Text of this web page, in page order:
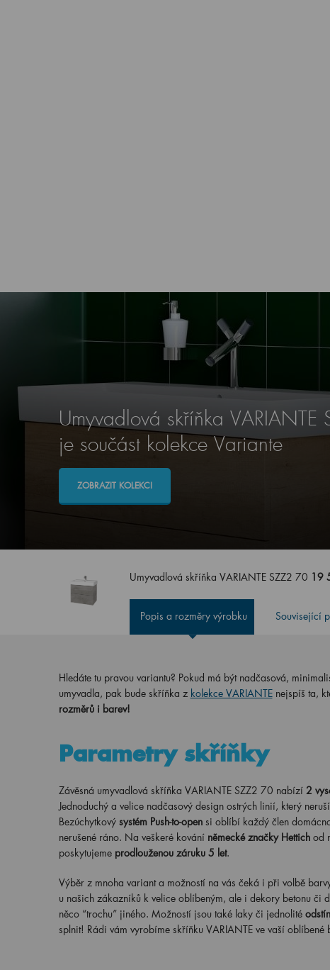
Umyvadlová skříňka VARIANTE
je součást kolekce Variante
ZOBRAZIT KOLEKCI
Umyvadlová skříňka VARIANTE SZZ2 70 19
Popis a rozměry výrobku Související
Hledáte tu pravou variantu? Pokud má být nadčasová,
umyvadla, pak bude skříňka z kolekce VARIANTE nejspíš ta,
rozměrů i barev!
Parametry skříňky
Závěsná umyvadlová skříňka VARIANTE SZZ2 70 nabízí 2
Jednoduchý a velice nadčasový design ostrých linií, který
Bezúchytkový systém Push-to-open si oblíbí každý člen
nerušené ráno. Na veškeré kování německé značky Hettichod
poskytujeme prodlouženou záruku 5 let.
Výběr z mnoha variant a možností na vás čeká i při volbě
u našich zákazníků k velice oblíbeným, ale i dekory betonu či
něco “trochu” jiného. Možností jsou také laky či jednolité
splnit! Rádi vám vyrobíme skříňku VARIANTE ve vaší oblíbené